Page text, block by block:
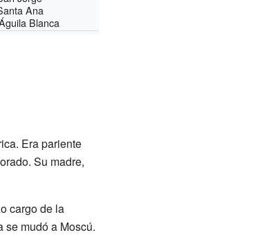
Ana
Blanca
Era pariente
Su madre,
cargo de la
se mudó a Moscú.